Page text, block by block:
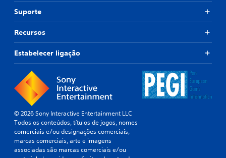
Suporte
Recursos
Estabelecer ligação
© 2026 Sony Interactive Entertainment LLC
Todos os conteúdos, títulos de jogos, nomes
comerciais e/ou designações comerciais,
marcas comerciais, arte e imagens
associadas são marcas comerciais e/ou